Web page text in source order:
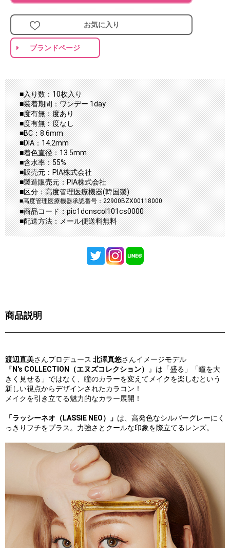
お気に入り
ブランドページ
■入り数：10枚入り
■装着期間：ワンデー 1day
■度有無：度あり
■度有無：度なし
■BC：8.6mm
■DIA：14.2mm
■着色直径：13.5mm
■含水率：55%
■販売元：PIA株式会社
■製造販売元：PIA株式会社
■区分：高度管理医療機器(韓国製)
■高度管理医療機器承認番号：22900BZX00118000
■商品コード：pic1dcnscol101cs0000
■配送方法：メール便送料無料
商品説明
渡辺直美さんプロデュース 北澤真悠さんイメージモデル
『 N's COLLECTION（エヌズコレクション） 』は「盛る」「瞳を大
きく見せる」ではなく、瞳のカラーを変えてメイクを楽しむという
新しい視点からデザインされたカラコン！
メイクを引き立てる魅力的なカラー展開！
「ラッシーネオ（LASSIE NEO）」 は、高発色なシルバーグレーにく
っきりフチをプラス。力強さとクールな印象を際立てるレンズ。